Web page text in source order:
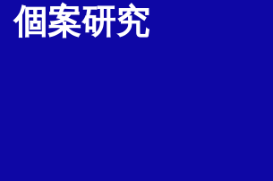
個案研究